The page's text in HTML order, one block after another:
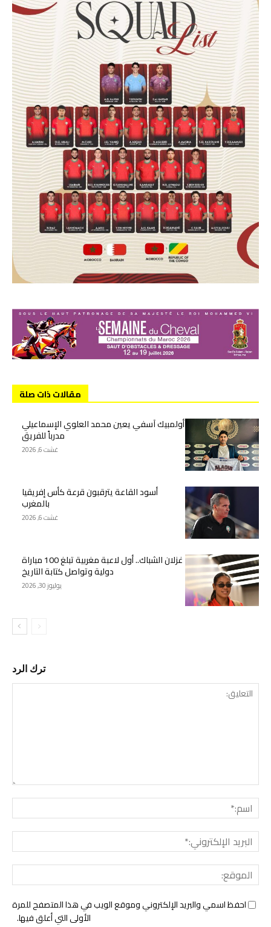
مقالات ذات صلة
أولمبيك آسفي يعين محمد العلوي الإسماعيلي
مدرباً للفريق
غشت 6, 2026
أسود القاعة يترقبون قرعة كأس إفريقيا
بالمغرب
غشت 6, 2026
غزلان الشباك.. أول لاعبة مغربية تبلغ 100 مباراة
دولية وتواصل كتابة التاريخ
يوليوز 30, 2026
ترك الرد
احفظ اسمي والبريد الإلكتروني وموقع الويب في هذا المتصفح للمرة
الأولى التي أعلق فيها.